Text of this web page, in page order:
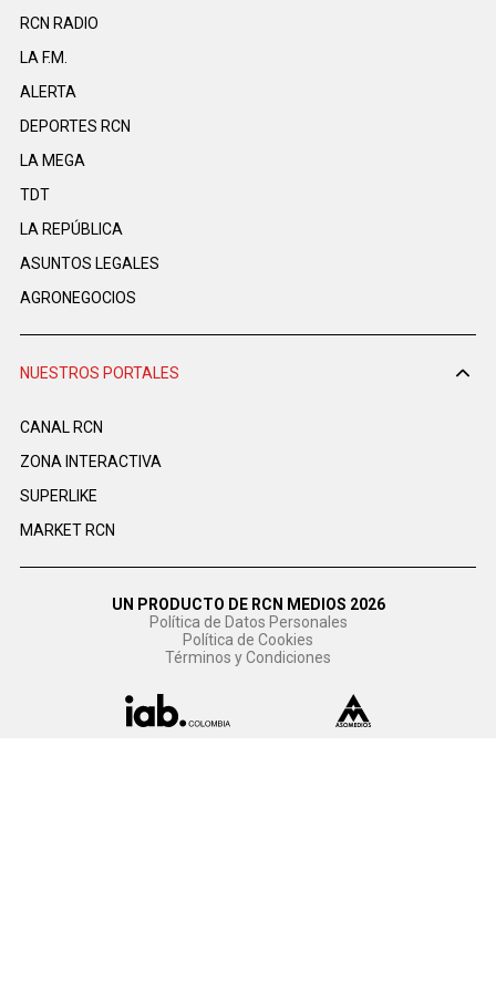
RCN RADIO
LA F.M.
ALERTA
DEPORTES RCN
LA MEGA
TDT
LA REPÚBLICA
ASUNTOS LEGALES
AGRONEGOCIOS
NUESTROS PORTALES
CANAL RCN
ZONA INTERACTIVA
SUPERLIKE
MARKET RCN
UN PRODUCTO DE RCN MEDIOS 2026
Política de Datos Personales
Política de Cookies
Términos y Condiciones